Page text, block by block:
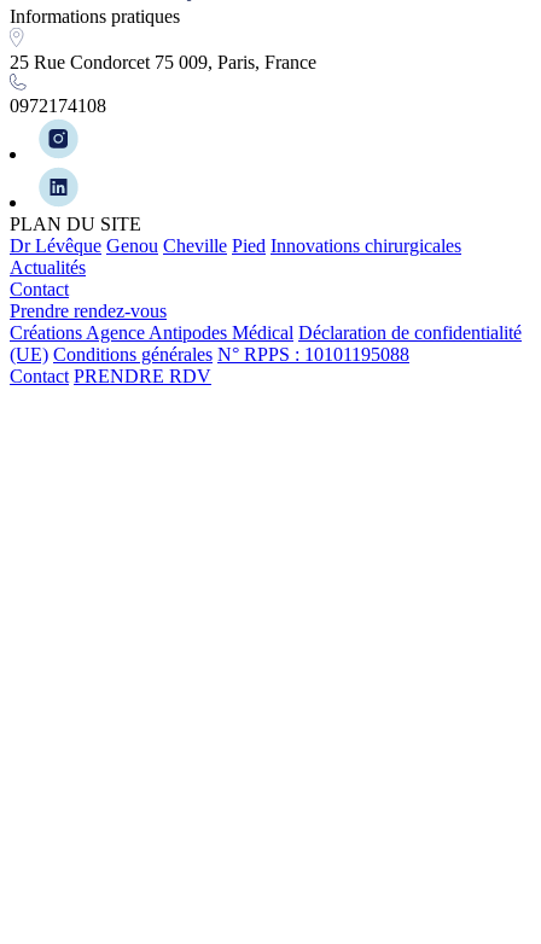
Informations pratiques
25 Rue Condorcet 75 009, Paris, France
0972174108
PLAN DU SITE
Dr Lévêque Genou Cheville Pied Innovations chirurgicales
Actualités
Contact
Prendre rendez-vous
Créations Agence Antipodes Médical Déclaration de confidentialité
(UE) Conditions générales N° RPPS : 10101195088
Contact PRENDRE RDV